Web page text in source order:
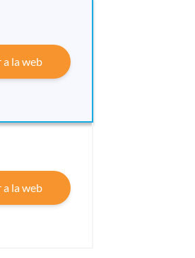
a la web
a la web